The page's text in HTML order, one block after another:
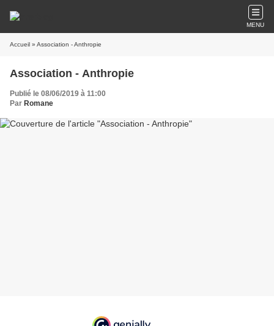
MENU
Accueil » Association - Anthropie
Association - Anthropie
Publié le 08/06/2019 à 11:00
Par Romane